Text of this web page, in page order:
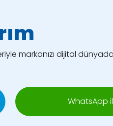
markanızı dijital
WhatsApp